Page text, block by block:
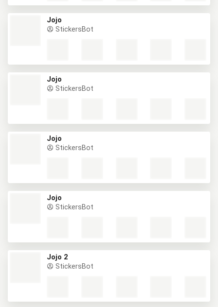
Jojo
StickersBot
Jojo
StickersBot
Jojo
StickersBot
Jojo
StickersBot
Jojo 2
StickersBot